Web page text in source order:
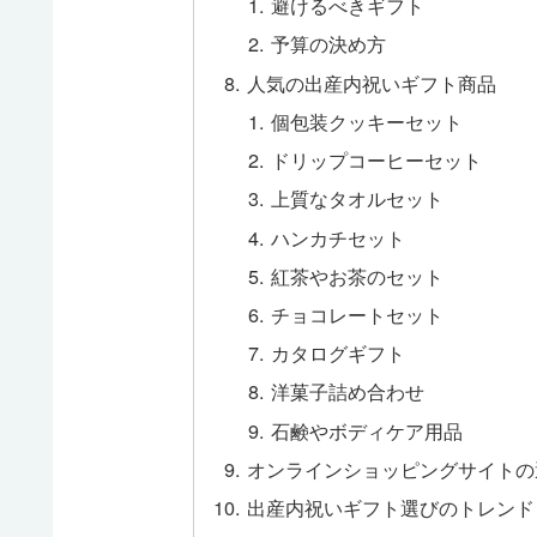
予算の決め方
人気の出産内祝いギフト商品
個包装クッキーセット
ドリップコーヒーセット
上質なタオルセット
ハンカチセット
紅茶やお茶のセット
チョコレートセット
カタログギフト
洋菓子詰め合わせ
石鹸やボディケア用品
オンラインショッピングサイト
出産内祝いギフト選びのトレンド